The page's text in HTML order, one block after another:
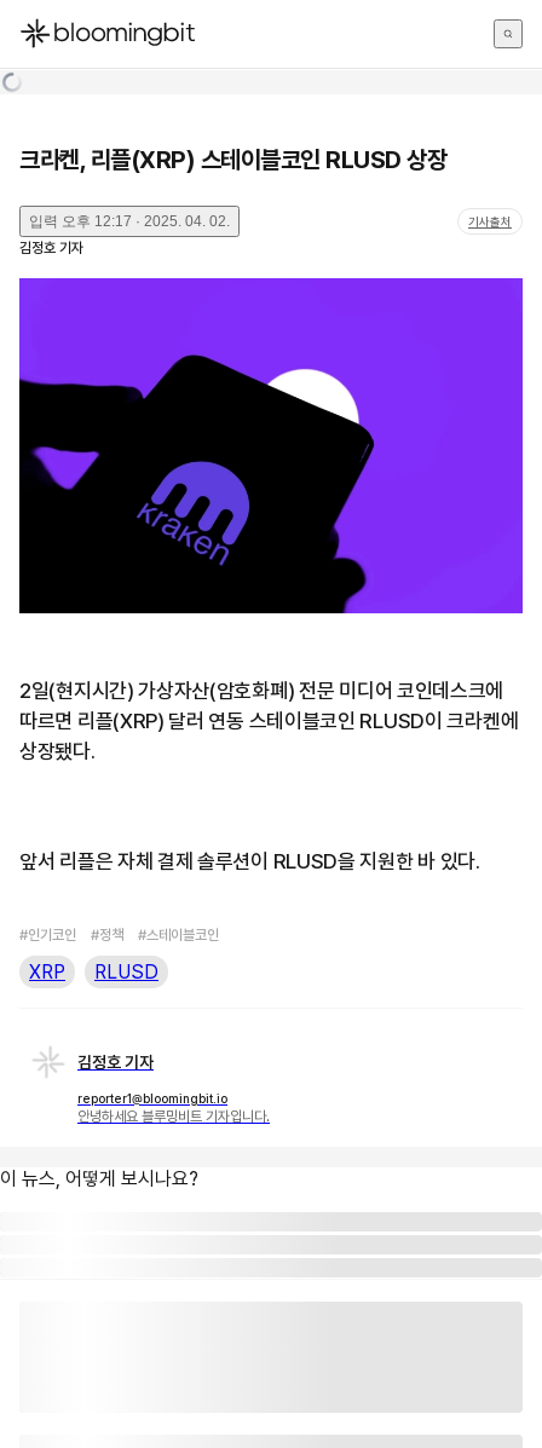
한국어
크라켄, 리플(XRP) 스테이블코인 RLUSD 상장
입력 오후 12:17 · 2025. 04. 02. 기사출처
김정호 기자
2일(현지시간) 가상자산(암호화폐) 전문 미디어 코인데스크에
따르면 리플(XRP) 달러 연동 스테이블코인 RLUSD이 크라켄에
상장됐다.
앞서 리플은 자체 결제 솔루션이 RLUSD을 지원한 바 있다.
#인기코인 #정책 #스테이블코인
XRP RLUSD
김정호 기자
reporter1@bloomingbit.io
안녕하세요 블루밍비트 기자입니다.
이 뉴스, 어떻게 보시나요?